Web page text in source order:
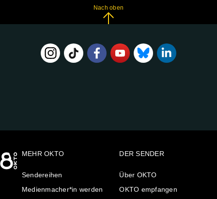
Nach oben
MEHR OKTO
Sendereihen
Medienmacher*in werden
DER SENDER
Über OKTO
OKTO empfangen